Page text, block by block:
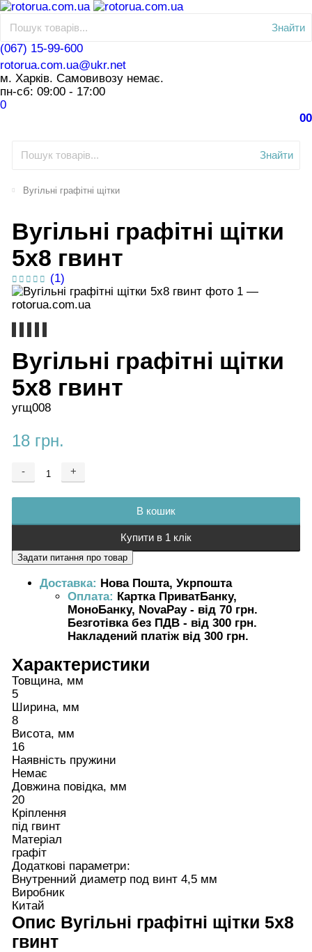
Знайти
(067) 15-99-600
rotorua.com.ua@ukr.net
м. Харків. Самовивозу немає.
пн-сб: 09:00 - 17:00
0
00
Знайти
Вугільні графітні щітки
Вугільні графітні щітки
5х8 гвинт
(1)
Вугільні графітні щітки
5х8 гвинт
угщ008
18 грн.
- +
В кошик
Купити в 1 клік
Доставка: Нова Пошта, Укрпошта
Оплата: Картка ПриватБанку,
МоноБанку, NovaPay - від 70 грн.
Безготівка без ПДВ - від 300 грн.
Накладений платіж від 300 грн.
Характеристики
Товщина, мм
5
Ширина, мм
8
Висота, мм
16
Наявність пружини
Немає
Довжина повідка, мм
20
Кріплення
під гвинт
Матеріал
графіт
Додаткові параметри:
Внутренний диаметр под винт 4,5 мм
Виробник
Китай
Опис Вугільні графітні щітки 5х8
гвинт